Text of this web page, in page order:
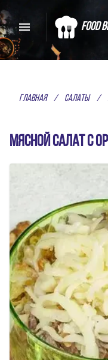
Food
ЛУЧШИЕ
Главная / Салаты /
Мясной салат с